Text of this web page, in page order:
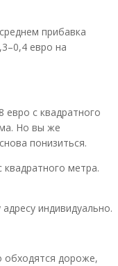
прибавка
евро на
с квадратного
Но вы же
понизиться.
метра.
индивидуально.
обходятся дороже,